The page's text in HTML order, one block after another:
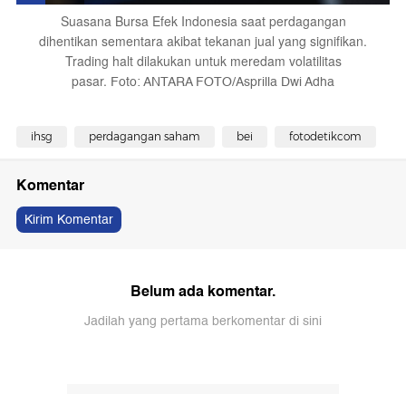
Suasana Bursa Efek Indonesia saat perdagangan
dihentikan sementara akibat tekanan jual yang signifikan.
Trading halt dilakukan untuk meredam volatilitas
pasar. Foto: ANTARA FOTO/Asprilla Dwi Adha
ihsg perdagangan saham bei fotodetikcom
Komentar
Kirim Komentar
Belum ada komentar.
Jadilah yang pertama berkomentar di sini